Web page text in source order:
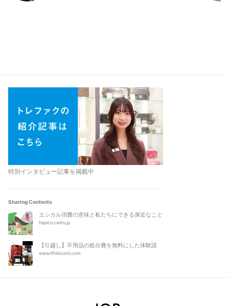
特別インタビュー記事を掲載中
Sharing Contents
エシカル消費の意味と私たちにできる身近なこと
hapico.cariru.jp
【引越し】不用品の処分費を無料にした体験談
www.tfhikkoshi.com